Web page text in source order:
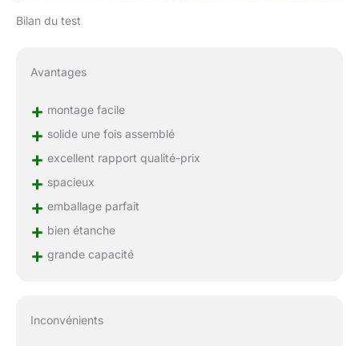
Bilan du test
Avantages
+ montage facile
+ solide une fois assemblé
+ excellent rapport qualité-prix
+ spacieux
+ emballage parfait
+ bien étanche
+ grande capacité
Inconvénients